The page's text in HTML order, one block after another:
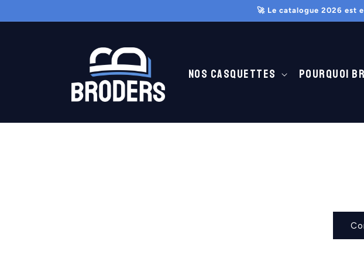
🚀 Le catalogue 2026 est
Nos casquettes Pourquoi